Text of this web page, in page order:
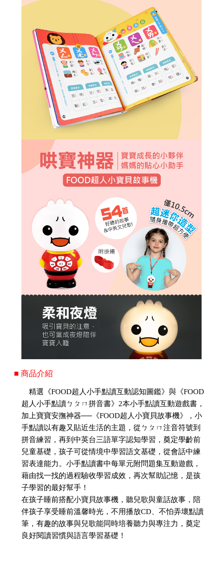
■ 商品介紹
精選《FOOD超人小手點讀互動認知圖鑑》與《FOOD
超人小手點讀ㄅㄆㄇ拼音書》2本小手點讀互動遊戲書，
加上寶寶安撫神器──《FOOD超人小寶貝故事機》，小
手點讀以有趣又貼近生活的主題，從ㄅㄆㄇ注音符號到
拼音練習，再到中英台三語單字認知學習，奠定學齡前
兒童基礎，孩子可從情境中學習語文基礎，從會話中練
習表達能力。小手點讀書中每單元附問題集互動遊戲，
藉由找一找的過程驗收學習成效，再次幫助記憶，是孩
子學習的最好幫手！
在孩子睡前搭配小寶貝故事機，聽兒歌與童話故事，陪
伴孩子享受睡前溫馨時光，不用播放CD、不怕弄壞點讀
筆，有趣的故事與兒歌能同時培養聽力與專注力，奠定
良好閱讀習慣與語言學習基礎！